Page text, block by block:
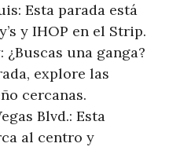
Esta parada está
y IHOP en el Strip.
¿Buscas una ganga?
explore las
cercanas.
Blvd.: Esta
al centro y